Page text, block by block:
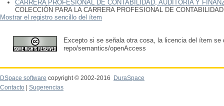
CARRERA PROFESIONAL DE CONTABILIDAD, AUDITORIA Y
COLECCIÓN PARA LA CARRERA PROFESIONAL DE
Mostrar el registro sencillo del ítem
Excepto si se señala otra cosa, la licencia del ítem se
repo/semantics/openAccess
DSpace software copyright © 2002-2016
DuraSpace
Contacto
Sugerencias